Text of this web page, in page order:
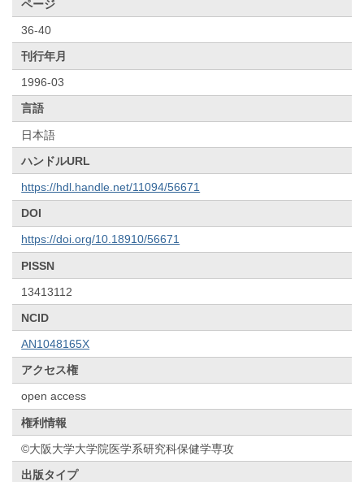
ページ
36-40
刊行年月
1996-03
言語
日本語
ハンドルURL
https://hdl.handle.net/11094/56671
DOI
https://doi.org/10.18910/56671
PISSN
13413112
NCID
AN1048165X
アクセス権
open access
権利情報
©大阪大学大学院医学系研究科保健学専攻
出版タイプ